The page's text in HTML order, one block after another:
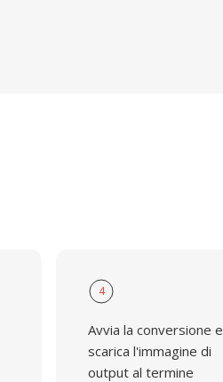
4
Avvia la conversione e
scarica l'immagine di
output al termine